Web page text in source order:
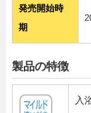
発売開始時
期
製品の特徴
入